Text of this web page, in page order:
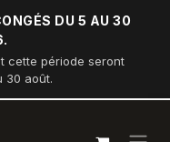
DU 5 AU 30
cette période seront
30 août.